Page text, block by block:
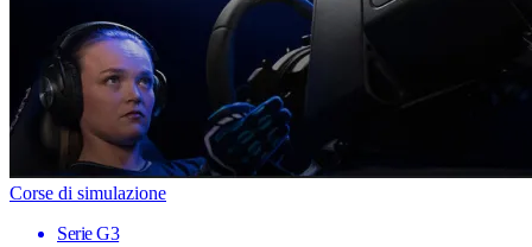
Corse di simulazione
Serie G3